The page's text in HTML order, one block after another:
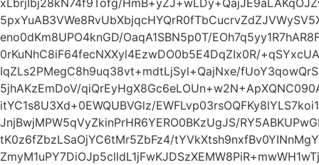
xLbrjIbj28kN74f9Tofg/
eno0dKm8UPO4knGD/OaqA1SBN5p0T/
0rKuNhC8iF64fecNXXyl4EzwDO0b5E4DqZIx0R/
IqZLs2PMegC8h9uq38vt+mdtLjSyl+QajNxe/
5jhAKzEmDoV/
itYC1s8U3Xd+0EWQUBVGlz/
JnjBwjMPW5qVyZkinPrHR6YERO0BKzUgJS/
tK0z6fZbzLSaOjYC6tMr5ZbFz4/